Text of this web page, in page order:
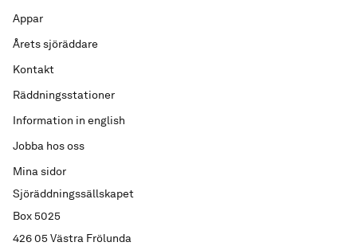
Sjöräddningssällskapet
Box 5025
426 05 Västra Frölunda
Appar
Årets sjöräddare
Kontakt
Räddningsstationer
Information in english
Jobba hos oss
Mina sidor